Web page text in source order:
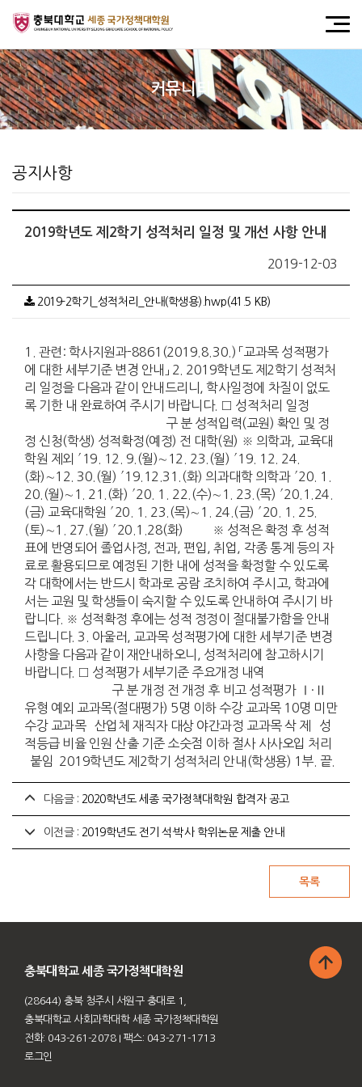
커뮤니티
공지사항
2019학년도 제2학기 성적처리 일정 및 개선 사항 안내
2019-12-03
2019-2학기_성적처리_안내(학생용).hwp(41.5 KB)
1. 관련: 학사지원과-8861(2019.8.30.) 「교과목 성적평가
에 대한 세부기준 변경 안내」 2. 2019학년도 제2학기 성적처
리 일정을 다음과 같이 안내드리니, 학사일정에 차질이 없도
록 기한 내 완료하여 주시기 바랍니다. □ 성적처리 일정
구 분 성적입력(교원) 확인 및 정
정 신청(학생) 성적확정(예정) 전 대학(원) ※ 의학과, 교육대
학원 제외 ′19. 12. 9.(월)∼12. 23.(월) ′19. 12. 24.
(화)∼12. 30.(월) ′19.12.31.(화) 의과대학 의학과 ′20. 1.
20.(월)∼1. 21.(화) ′20. 1. 22.(수)∼1. 23.(목) ′20.1.24.
(금) 교육대학원 ′20. 1. 23.(목)∼1. 24.(금) ′20. 1. 25.
(토)∼1. 27.(월) ′20.1.28(화) ※ 성적은 확정 후 성적
표에 반영되어 졸업사정, 전과, 편입, 취업, 각종 통계 등의 자
료로 활용되므로 예정된 기한 내에 성적을 확정할 수 있도록
각 대학에서는 반드시 학과로 공람 조치하여 주시고, 학과에
서는 교원 및 학생들이 숙지할 수 있도록 안내하여 주시기 바
랍니다. ※ 성적확정 후에는 성적 정정이 절대불가함을 안내
드립니다. 3. 아울러, 교과목 성적평가에 대한 세부기준 변경
사항을 다음과 같이 재안내하오니, 성적처리에 참고하시기
바랍니다. □ 성적평가 세부기준 주요개정 내역
구 분 개정 전 개정 후 비고 성적평가 Ⅰ·Ⅱ
유형 예외 교과목(절대평가) 5명 이하 수강 교과목 10명 미만
수강 교과목 산업체 재직자 대상 야간과정 교과목 삭 제 성
적등급 비율 인원 산출 기준 소숫점 이하 절사 사사오입 처리
붙임 2019학년도 제2학기 성적처리 안내(학생용) 1부. 끝.
다음글 : 2020학년도 세종 국가정책대학원 합격자 공고
이전글 : 2019학년도 전기 석·박사 학위논문 제출 안내
충북대학교 세종 국가정책대학원
(28644) 충북 청주시 서원구 충대로 1,
충북대학교 사회과학대학 세종 국가정책대학원
전화: 043-261-2078 I 팩스: 043-271-1713
로그인